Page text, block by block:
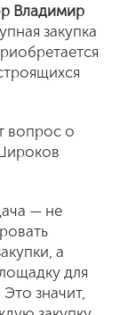
Владимир
закупка
вопрос о
— не
а
для
значит,